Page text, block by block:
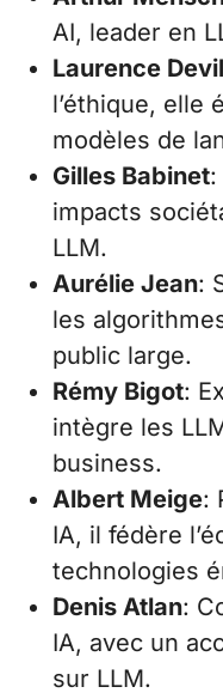
AI, leader en
Laurence
l’éthique, elle
modèles de
Gilles Babinet:
impacts
LLM.
Aurélie Jean:
les
public large.
Rémy Bigot:
intègre les
business.
Albert Meige:
IA, il fédère
technologies
Denis Atlan:
IA, avec un
sur LLM.